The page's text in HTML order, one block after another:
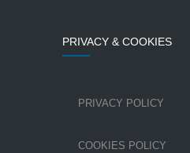
PRIVACY & COOKIES
PRIVACY POLICY
COOKIES POLICY